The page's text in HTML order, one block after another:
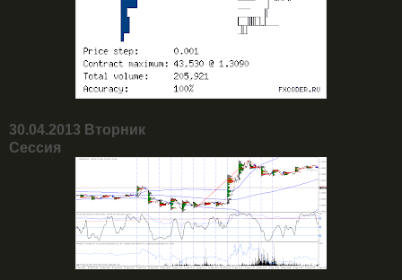
30.04.2013 Вторник
Сессия